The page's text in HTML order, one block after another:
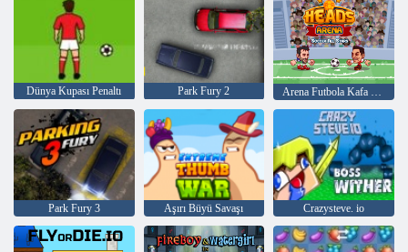
Dünya Kupası Penaltı Park Fury 2 Arena Futbola Kafa Bütün Yıldızlar
Park Fury 3 Aşırı Büyü Savaşı Crazysteve. io